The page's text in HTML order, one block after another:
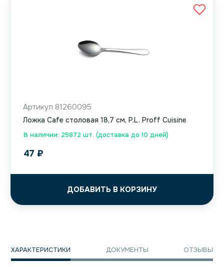
В наличии: 25872 шт. (доставка до 10 дней)
Артикул 81260095
Ложка Cafe столовая 18,7 см, P.L. Proff Cuisine
47 ₽
ДОБАВИТЬ В КОРЗИНУ
ХАРАКТЕРИСТИКИ ДОКУМЕНТЫ ОТЗЫВЫ